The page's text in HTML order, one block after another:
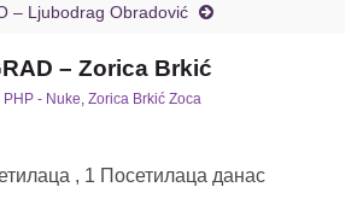
– Ljubodrag Obradović
– Zorica Brkić
PHP - Nuke, Zorica Brkić Zoca
, 1 Посетилаца данас